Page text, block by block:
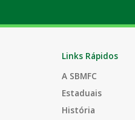
Links Rápidos
A SBMFC
Estaduais
História